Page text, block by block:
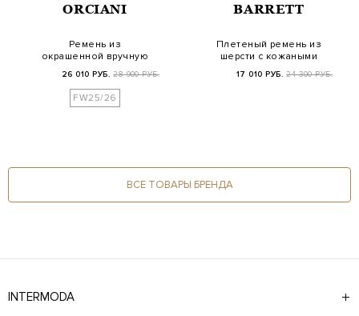
ORCIANI
Ремень из
окрашенной вручную
кракле
26 010 РУБ. 28 900 РУБ.
FW25/26
BARRETT
Плетеный ремень из
шерсти с кожаными
17 010 РУБ. 24 300 РУБ.
ВСЕ ТОВАРЫ БРЕНДА
INTERMODA